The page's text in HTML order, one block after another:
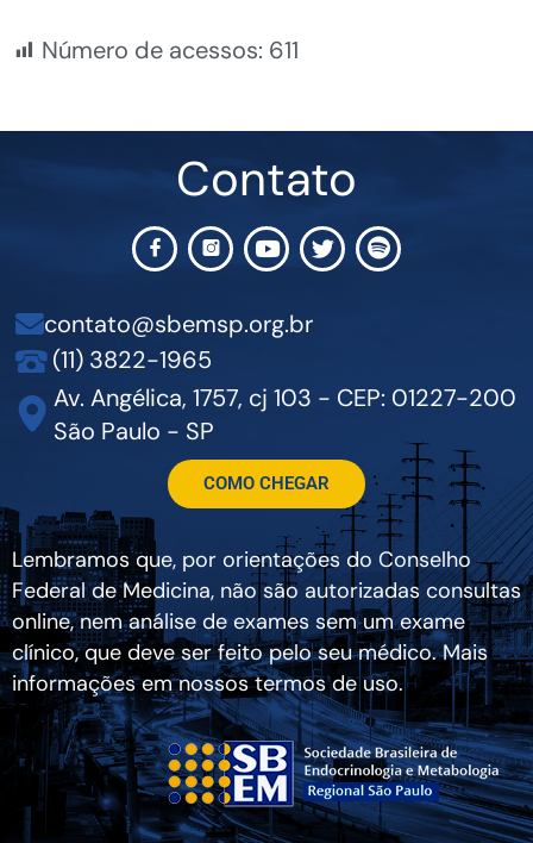
Número de acessos: 611
Contato
contato@sbemsp.org.br
(11) 3822-1965
Av. Angélica, 1757, cj 103 - CEP: 01227-200
São Paulo - SP
COMO CHEGAR
Lembramos que, por orientações do Conselho
Federal de Medicina, não são autorizadas consultas
online, nem análise de exames sem um exame
clínico, que deve ser feito pelo seu médico. Mais
informações em nossos termos de uso.